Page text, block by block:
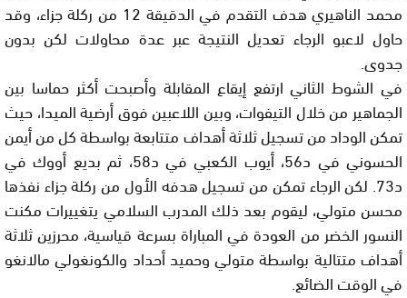
محمد الناهيري هدف التقدم في الدقيقة 12 من ركلة جزاء، وقد
حاول لاعبو الرجاء تعديل النتيجة عبر عدة محاولات لكن بدون
جدوى.
في الشوط الثاني ارتفع إيقاع المقابلة وأصبحت أكثر حماسا بين
الجماهير من خلال التيفوات، وبين اللاعبين فوق أرضية الميدا، حيث
تمكن الوداد من تسجيل ثلاثة أهداف متتابعة بواسطة كل من أيمن
الحسوني في د56، أيوب الكعبي في د58، ثم بديع أووك في
د73. لكن الرجاء تمكن من تسجيل هدفه الأول من ركلة جزاء نفذها
محسن متولي، ليقوم بعد ذلك المدرب السلامي يتغييرات مكنت
النسور الخضر من العودة في المباراة بسرعة قياسية، محرزين ثلاثة
أهداف متتالية بواسطة متولي وحميد أحداد والكونغولي مالانغو
في الوقت الضائع.